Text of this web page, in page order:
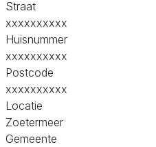
Straat
xxxxxxxxxx
Huisnummer
xxxxxxxxxx
Postcode
xxxxxxxxxx
Locatie
Zoetermeer
Gemeente